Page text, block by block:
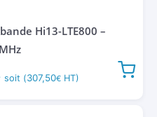
Hi13-LTE800 –
soit (307,50€ HT)